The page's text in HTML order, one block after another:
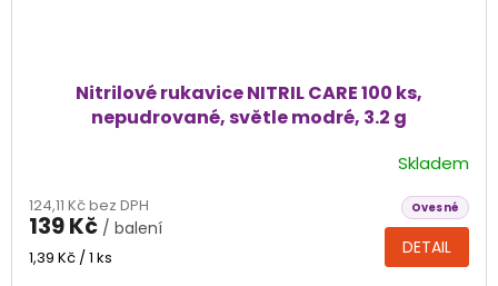
Nitrilové rukavice NITRIL CARE 100 ks,
nepudrované, světle modré, 3.2 g
produktu
je
5,0
Skladem
Ovesné
124,11 Kč bez DPH
139 Kč / balení
Měrná
1,39 Kč / 1 ks DETAIL